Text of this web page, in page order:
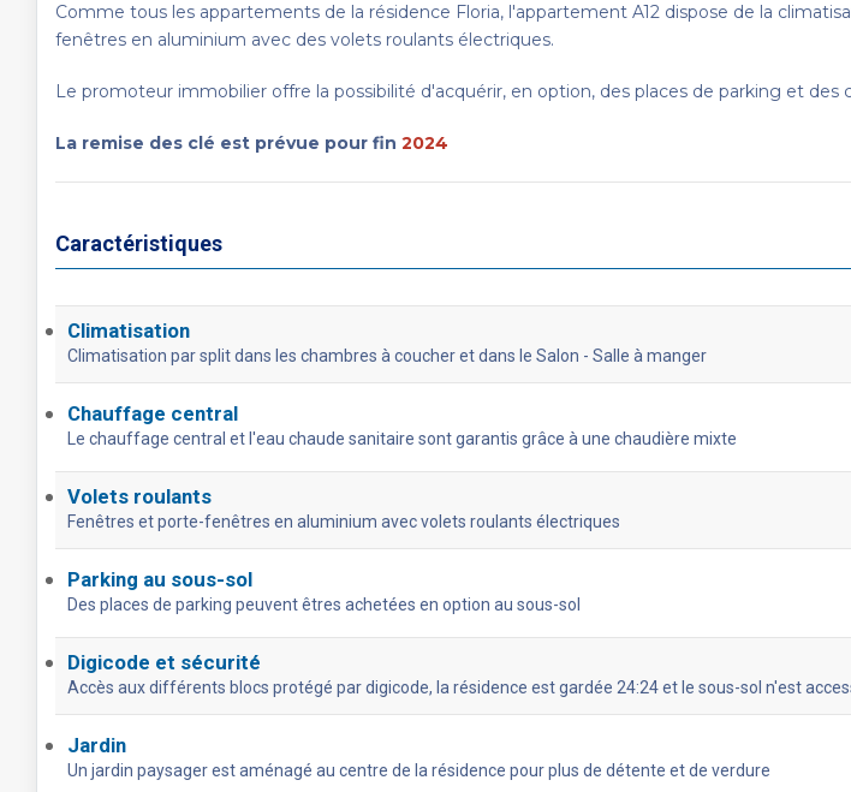
Comme tous les appartements de la résidence Floria, l'appartement A12 dispose de la
fenêtres en aluminium avec des volets roulants électriques.
Le promoteur immobilier offre la possibilité d'acquérir, en option, des places de parking et des
La remise des clé est prévue pour fin 2024
Caractéristiques
Climatisation
Climatisation par split dans les chambres à coucher et dans le Salon - Salle à manger
Chauffage central
Le chauffage central et l'eau chaude sanitaire sont garantis grâce à une chaudière mixte
Volets roulants
Fenêtres et porte-fenêtres en aluminium avec volets roulants électriques
Parking au sous-sol
Des places de parking peuvent êtres achetées en option au sous-sol
Digicode et sécurité
Accès aux différents blocs protégé par digicode, la résidence est gardée 24:24 et le sous-sol n'est
Jardin
Un jardin paysager est aménagé au centre de la résidence pour plus de détente et de verdure